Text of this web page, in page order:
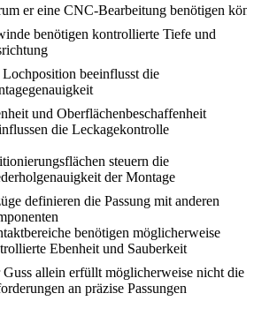
er eine CNC-Bearbeitung benötigen
benötigen kontrollierte Tiefe und
beeinflusst die
und Oberflächenbeschaffenheit
die Leckagekontrolle
steuern die
der Montage
definieren die Passung mit anderen
benötigen möglicherweise
Ebenheit und Sauberkeit
Guss allein erfüllt möglicherweise nicht die
an präzise Passungen